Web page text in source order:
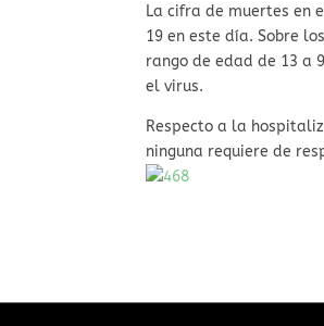
La cifra de muertes en
19 en este día. Sobre
rango de edad de 13 a
el virus.
Respecto a la
ninguna requiere de